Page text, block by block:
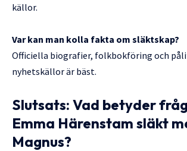
källor.
Var kan man kolla fakta om släktskap?
Officiella biografier, folkbokföring och
nyhetskällor är bäst.
Slutsats: Vad betyder
Emma Härenstam släkt
Magnus?